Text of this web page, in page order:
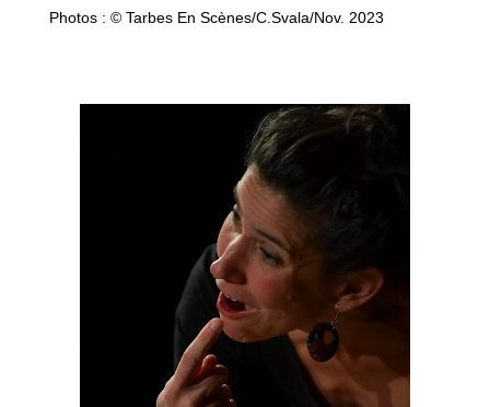
Photos : © Tarbes En Scènes/C.Svala/Nov. 2023